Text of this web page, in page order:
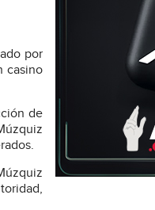
por
casino
de